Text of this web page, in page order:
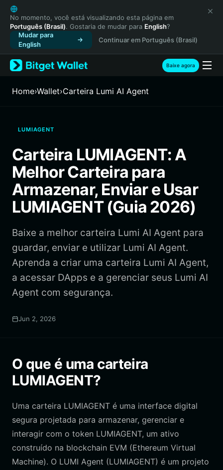
English
日本語
Tiếng Việt
Русский
Español (Latinoamérica)
Türkçe
Français
繁體中文
Bahasa Indonesia
ภาษาไทย
Español
Português (Brasil)
No momento, você está visualizando esta página em
Português (Brasil). Gostaria de mudar para English?
Mudar para
English
Continuar em Português (Brasil)
Baixe agora
Home›Wallet›Carteira Lumi AI Agent
LUMIAGENT
Carteira LUMIAGENT: A
Melhor Carteira para
Armazenar, Enviar e Usar
LUMIAGENT (Guia 2026)
Baixe a melhor carteira Lumi AI Agent para
guardar, enviar e utilizar Lumi AI Agent.
Aprenda a criar uma carteira Lumi AI Agent,
a acessar DApps e a gerenciar seus Lumi AI
Agent com segurança.
Jun 2, 2026
O que é uma carteira
LUMIAGENT?
Uma carteira LUMIAGENT é uma interface digital
segura projetada para armazenar, gerenciar e
interagir com o token LUMIAGENT, um ativo
construído na blockchain EVM (Ethereum Virtual
Machine). O LUMI Agent (LUMIAGENT) é um projeto